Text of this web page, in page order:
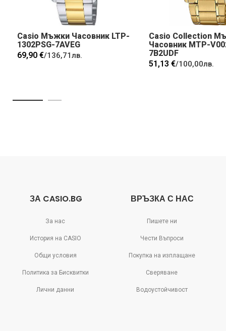
Casio Мъжки Часовник LTP-
1302PSG-7AVEG
69,90 €/136,71лв.
Casio Collection
Часовник MTP-
7B2UDF
51,13 €/100,00лв.
ЗА CASIO.BG
За нас
История на CASIO
Общи условия
Политика за Бисквитки
Лични данни
ВРЪЗКА С НАС
Пишете ни
Чести Въпроси
Покупка на изплащане
Сверяване
Водоустойчивост